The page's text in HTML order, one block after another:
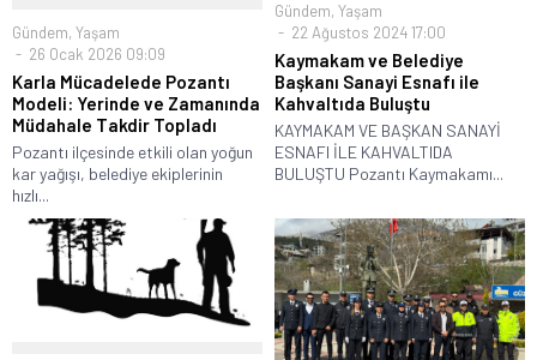
Gündem, Yaşam
26 Ocak 2026 09:09
Karla Mücadelede Pozantı
Modeli: Yerinde ve Zamanında
Müdahale Takdir Topladı
Pozantı ilçesinde etkili olan yoğun
kar yağışı, belediye ekiplerinin
hızlı...
Gündem, Yaşam
22 Ağustos 2024 17:00
Kaymakam ve Belediye
Başkanı Sanayi Esnafı ile
Kahvaltıda Buluştu
KAYMAKAM VE BAŞKAN SANAYİ
ESNAFI İLE KAHVALTIDA
BULUŞTU Pozantı Kaymakamı...